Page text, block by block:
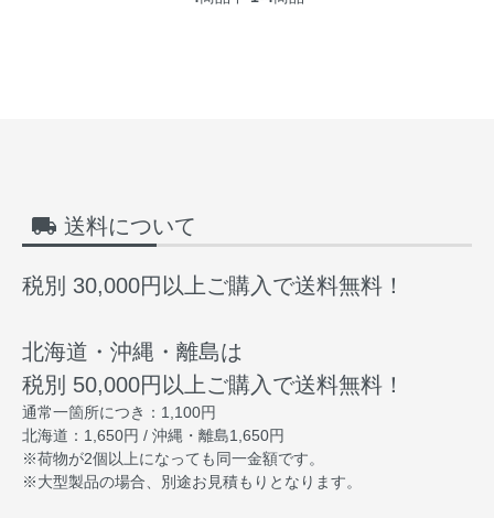
local_shipping 送料について
税別 30,000円以上ご購入で送料無料！
北海道・沖縄・離島は
税別 50,000円以上ご購入で送料無料！
通常一箇所につき：1,100円
北海道：1,650円 / 沖縄・離島1,650円
※荷物が2個以上になっても同一金額です。
※大型製品の場合、別途お見積もりとなります。